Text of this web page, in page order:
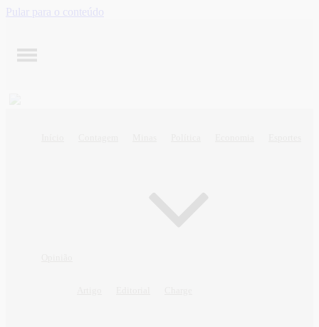
Pular para o conteúdo